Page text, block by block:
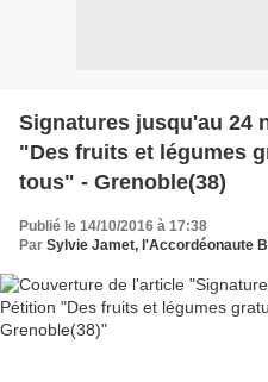
Signatures jusqu'au 24
"Des fruits et légumes
tous" - Grenoble(38)
Publié le 14/10/2016 à 17:38
Par Sylvie Jamet, l'Accordéonaute